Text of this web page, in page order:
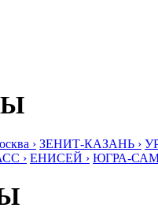
› ЗЕНИТ-КАЗАНЬ ›
› ЕНИСЕЙ › ЮГРА-